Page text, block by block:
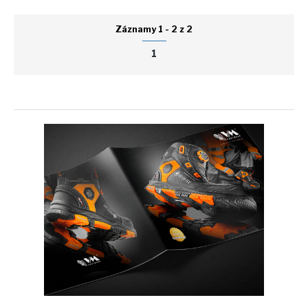
Záznamy 1 - 2 z 2
1